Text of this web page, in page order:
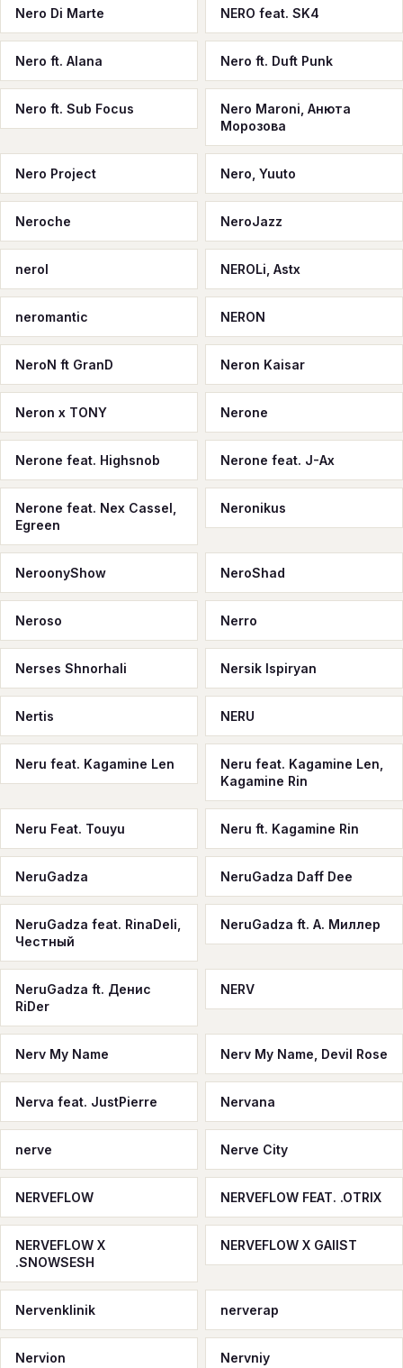
Nero Di Marte NERO feat. SK4
Nero ft. Alana Nero ft. Duft Punk
Nero ft. Sub Focus
Nero Maroni, Анюта
Морозова
Nero Project Nero, Yuuto
Neroche NeroJazz
nerol NEROLi, Astx
neromantic NERON
NeroN ft GranD Neron Kaisar
Neron x TONY Nerone
Nerone feat. Highsnob Nerone feat. J-Ax
Nerone feat. Nex Cassel,
Egreen
Neronikus
NeroonyShow NeroShad
Neroso Nerro
Nerses Shnorhali Nersik Ispiryan
Nertis NERU
Neru feat. Kagamine Len
Neru feat. Kagamine Len,
Kagamine Rin
Neru Feat. Touyu Neru ft. Kagamine Rin
NeruGadza NeruGadza Daff Dee
NeruGadza feat. RinaDeli,
Честный
NeruGadza ft. А. Миллер
NeruGadza ft. Денис
RiDer
NERV
Nerv My Name Nerv My Name, Devil Rose
Nerva feat. JustPierre Nervana
nerve Nerve City
NERVEFLOW NERVEFLOW FEAT. .OTRIX
NERVEFLOW X
.SNOWSESH
NERVEFLOW X GAIIST
Nervenklinik nerverap
Nervion Nervniy